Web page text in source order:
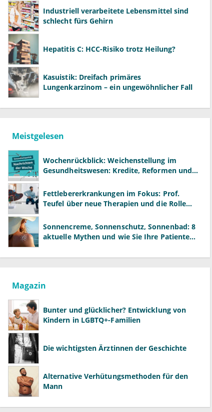
Industriell verarbeitete Lebensmittel sind
schlecht fürs Gehirn
Hepatitis C: HCC-Risiko trotz Heilung?
Kasuistik: Dreifach primäres
Lungenkarzinom – ein ungewöhnlicher Fall
Meistgelesen
Wochenrückblick: Weichenstellung im
Gesundheitswesen: Kredite, Reformen und
Fettlebererkrankungen im Fokus: Prof.
Teufel über neue Therapien und die Rolle
Sonnencreme, Sonnenschutz, Sonnenbad: 8
aktuelle Mythen und wie Sie Ihre Patienten
Magazin
Bunter und glücklicher? Entwicklung von
Kindern in LGBTQ+-Familien
Die wichtigsten Ärztinnen der Geschichte
Alternative Verhütungsmethoden für den
Mann